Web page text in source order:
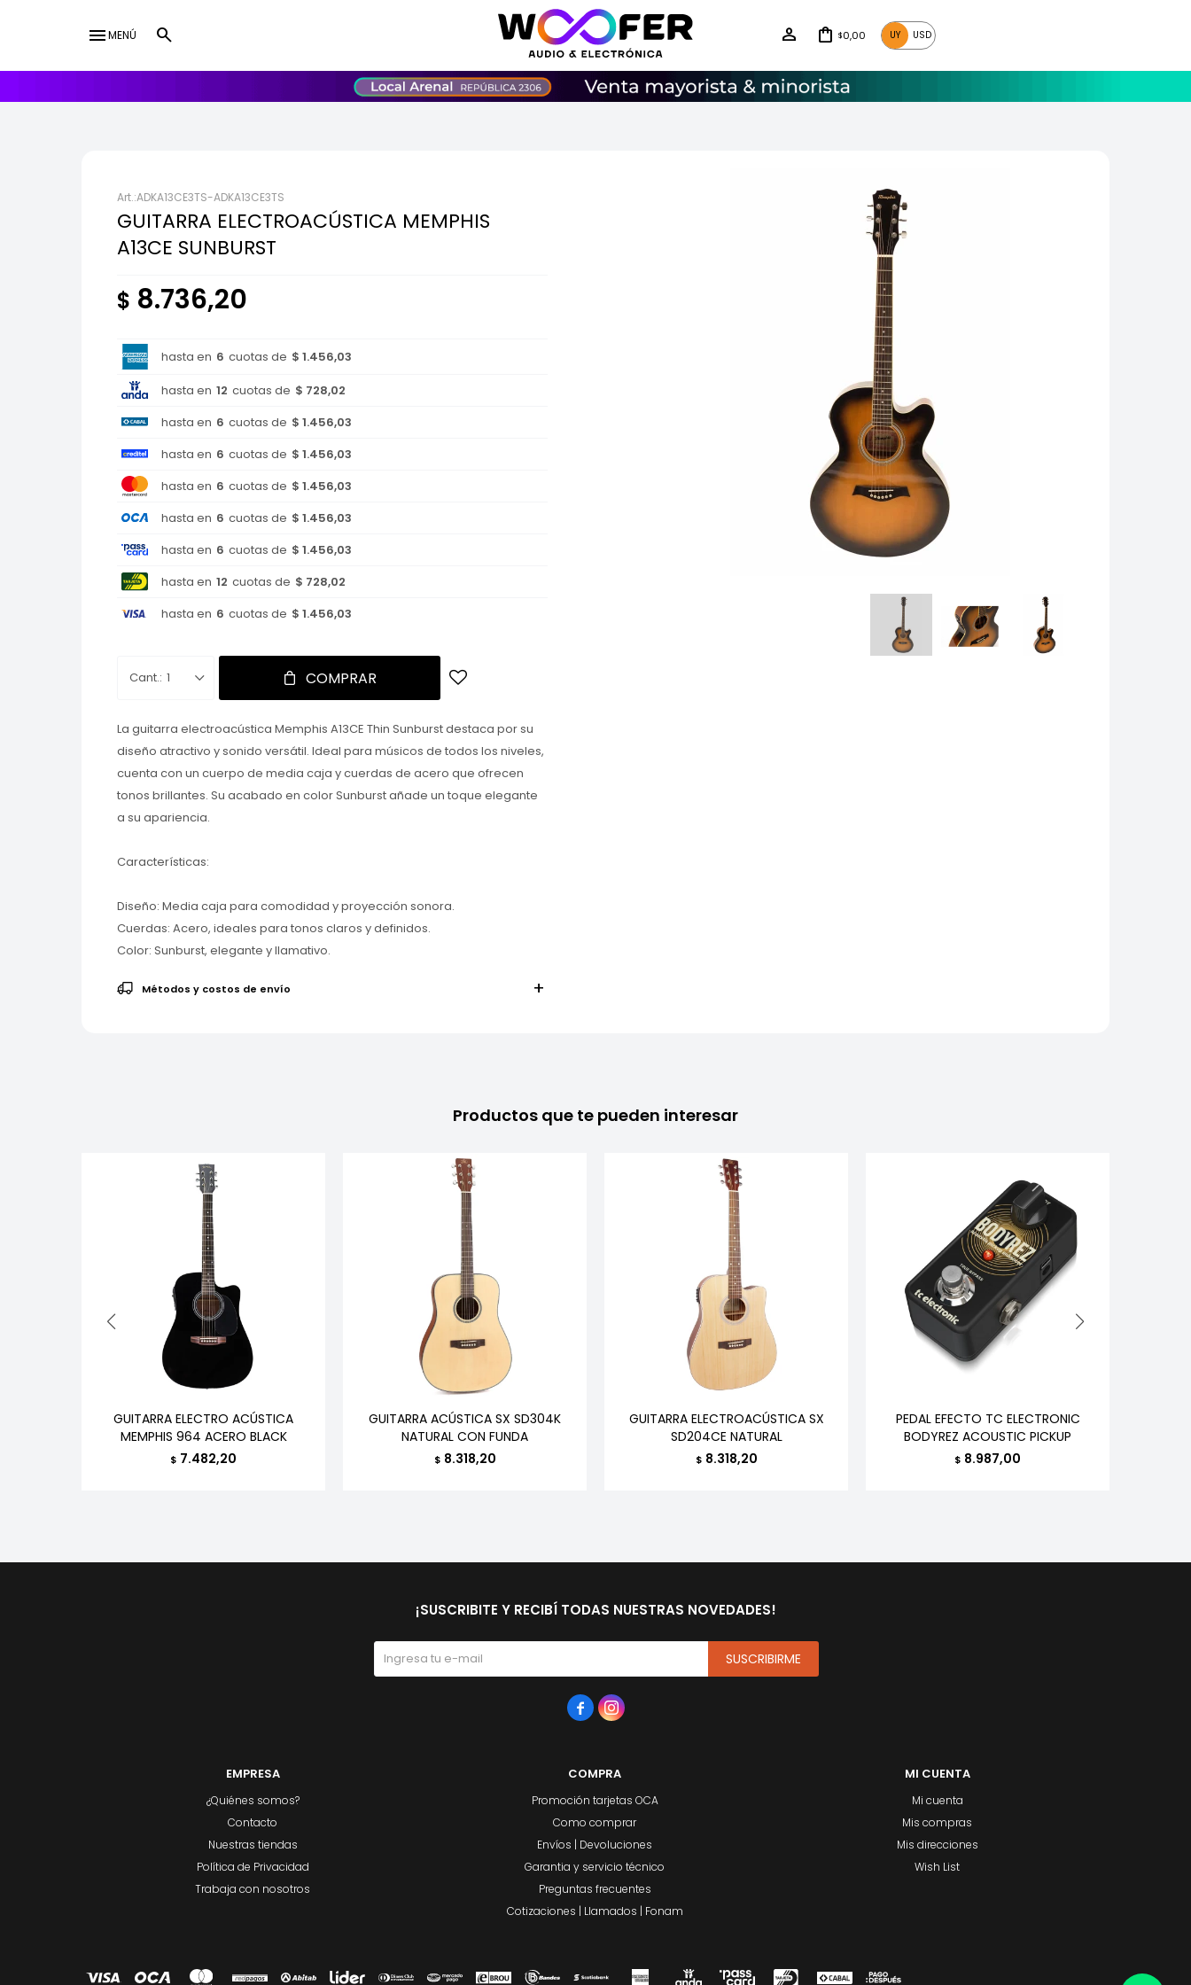
menuMENÚ $0,00 UY USD
ADKA13CE3TS-ADKA13CE3TS
GUITARRA ELECTROACÚSTICA MEMPHIS
A13CE SUNBURST
$ 8.736,20
hasta en 6 cuotas de $ 1.456,03
hasta en 12 cuotas de $ 728,02
hasta en 6 cuotas de $ 1.456,03
hasta en 6 cuotas de $ 1.456,03
hasta en 6 cuotas de $ 1.456,03
hasta en 6 cuotas de $ 1.456,03
hasta en 6 cuotas de $ 1.456,03
hasta en 12 cuotas de $ 728,02
hasta en 6 cuotas de $ 1.456,03
1 COMPRAR
La guitarra electroacústica Memphis A13CE Thin Sunburst destaca por su
diseño atractivo y sonido versátil. Ideal para músicos de todos los niveles,
cuenta con un cuerpo de media caja y cuerdas de acero que ofrecen
tonos brillantes. Su acabado en color Sunburst añade un toque elegante
a su apariencia.
Características:
Diseño: Media caja para comodidad y proyección sonora.
Cuerdas: Acero, ideales para tonos claros y definidos.
Color: Sunburst, elegante y llamativo.
Métodos y costos de envío
Productos que te pueden interesar
GUITARRA ELECTRO ACÚSTICA
MEMPHIS 964 ACERO BLACK
$ 7.482,20
GUITARRA ACÚSTICA SX SD304K
NATURAL CON FUNDA
$ 8.318,20
GUITARRA ELECTROACÚSTICA SX
SD204CE NATURAL
$ 8.318,20
PEDAL EFECTO TC ELECTRONIC
BODYREZ ACOUSTIC PICKUP
$ 8.987,00
EMPRESA
¿Quiénes somos?
Contacto
Nuestras tiendas
Política de Privacidad
Trabaja con nosotros
COMPRA
Promoción tarjetas OCA
Como comprar
Envíos | Devoluciones
Garantia y servicio técnico
Preguntas frecuentes
Cotizaciones | Llamados | Fonam
MI CUENTA
Mi cuenta
Mis compras
Mis direcciones
Wish List
¡SUSCRIBITE Y RECIBÍ TODAS NUESTRAS NOVEDADES!
SUSCRIBIRME
 